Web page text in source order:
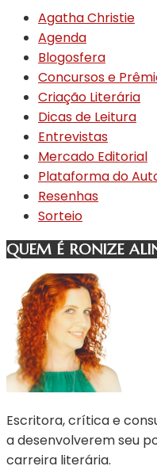
Agatha Christie
Agenda
Blogosfera
Concursos e
Criação Literária
Dicas de Leitura
Entrevistas
Mercado Editorial
Plataforma do
Resenhas
Sorteio
QUEM É RONIZE
Escritora, crítica e
a desenvolverem seu
carreira literária.